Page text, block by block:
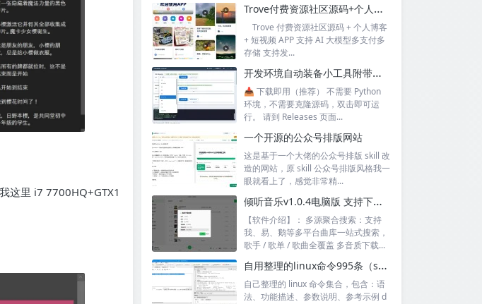
这里 i7 7700HQ+GTX1
Trove付费资源社区源码+个人博客+短视频 APP 支持AI大模型多支付多存储
Trove 付费资源社区源码 + 个人博客
+ 短视频 APP 支持 AI 大模型多支付多
存储 支持发...
开发环境自动装备小工具附带源码
📥 下载即用（推荐） 不需要 Python
环境，不需要克隆源码，双击即可运
行。 请到 Releases 页面...
一个开源的公众号排版网站
这是基于一个大佬的公众号排版 skill 改
造的网站，原 skill 公众号排版风格我一
眼就看上了，感觉非常精...
倾听音乐v1.0.4电脑版 支持下载无损音质 可听可下有歌词
【软件介绍】： 多源聚合搜索：支持
我、易、鹅等多平台曲库一站式搜索，
歌手 / 歌单 / 歌曲全覆盖 多音质下载...
自用整理的linux命令995条（sql+excel）
自己整理的 linux 命令集合，包含：语
法、功能描述、参数说明、参考示例 d